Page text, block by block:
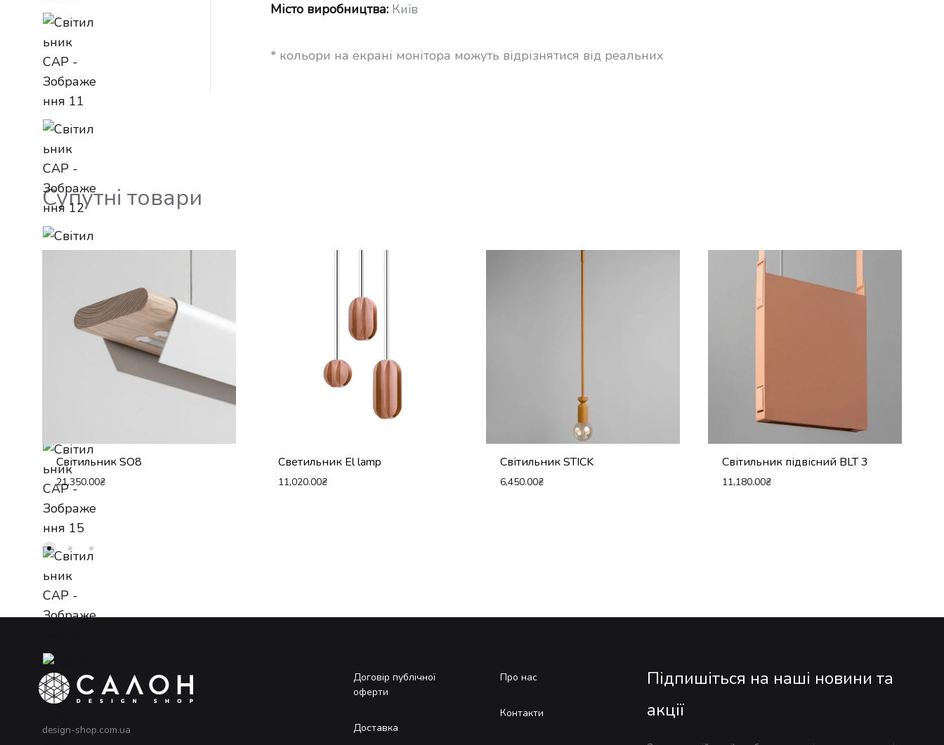
Місто виробництва: Київ
* кольори на екрані монітора можуть відрізнятися від реальних
Супутні товари
Світильник SO8
21,350.00₴
Светильник El lamp
11,020.00₴
Світильник STICK
6,450.00₴
Світильник підвісний BLT 3
11,180.00₴
design-shop.com.ua
Договір публічної
оферти
Доставка
Про нас
Контакти
Підпишіться на наші новини та
акції